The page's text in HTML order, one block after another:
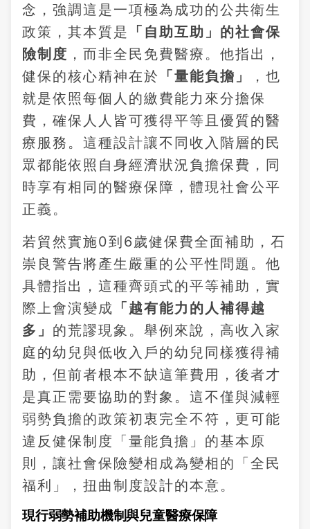
念，強調這是一項極為成功的公共衛生
政策，其本質是
「自助互助」的社會保
險制度 ，而非全民免費醫療。他指出，
健保的核心精神在於
「量能負擔」
，也
就是依照每個人的繳費能力來分擔保
費，確保人人皆可獲得平等且優質的醫
療服務。這種設計讓不同收入階層的民
眾都能依照自身經濟狀況負擔保費，同
時享有相同的醫療保障，體現社會公平
正義。
若貿然實施0到6歲健保費全面補助，石
崇良警告將產生嚴重的公平性問題。他
具體指出，這種齊頭式的平等補助，實
際上會演變成 「越有能力的人補得越
多」 的荒謬現象。舉例來說，高收入家
庭的幼兒與低收入戶的幼兒同樣獲得補
助，但前者根本不缺這筆費用，後者才
是真正需要協助的對象。這不僅與減輕
弱勢負擔的政策初衷完全不符，更可能
違反健保制度「量能負擔」的基本原
則，讓社會保險變相成為變相的「全民
福利」，扭曲制度設計的本意。
現行弱勢補助機制與兒童醫療保障